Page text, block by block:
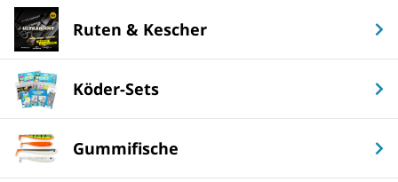
Ruten & Kescher
Köder-Sets
Gummifische